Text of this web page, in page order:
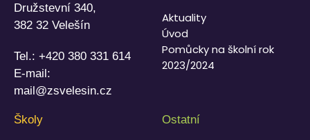
Družstevní 340,
382 32 Velešín
Tel.: +420 380 331 614
E-mail:
mail@zsvelesin.cz
Aktuality
Úvod
Pomůcky na školní rok
2023/2024
Školy Ostatní